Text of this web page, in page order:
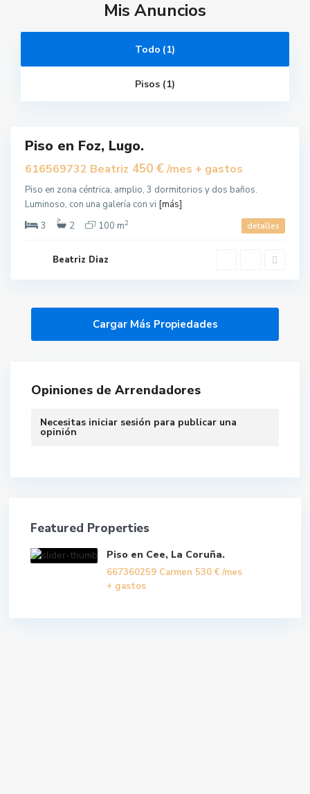
Mis Anuncios
Todo (1)
Pisos (1)
F
Piso en Foz, Lugo.
616569732 Beatriz 450 € /mes + gastos
Piso en zona céntrica, amplio, 3 dormitorios y dos baños.
Luminoso, con una galería con vi [más]
3
2 100 m2 detalles
Beatriz Diaz
Opiniones de Arrendadores
Necesitas iniciar sesión para publicar una
opinión
Featured Properties
Piso en Cee, La Coruña.
667360259 Carmen 530 € /mes
+ gastos